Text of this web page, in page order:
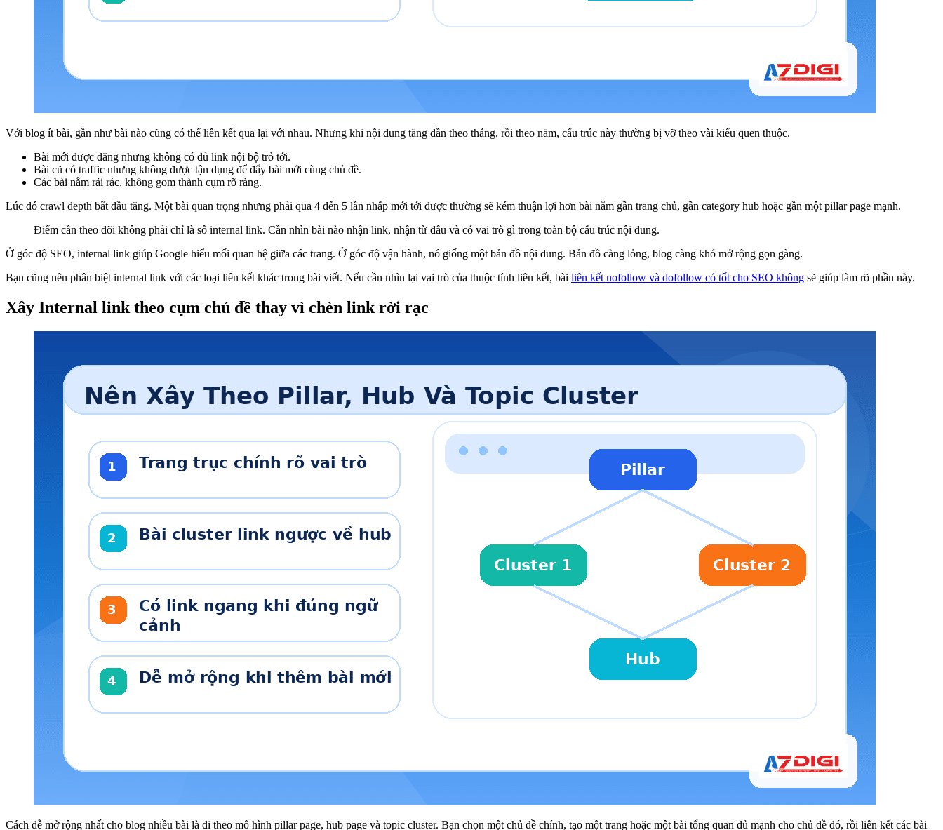
Với blog ít bài, gần như bài nào cũng có thể liên kết qua lại với nhau. Nhưng khi nội dung tăng dần theo tháng, rồi theo năm, cấu trúc này thường bị vỡ theo vài kiểu quen thuộc.
Bài mới được đăng nhưng không có đủ link nội bộ trỏ tới.
Bài cũ có traffic nhưng không được tận dụng để đẩy bài mới cùng chủ đề.
Các bài nằm rải rác, không gom thành cụm rõ ràng.
Lúc đó crawl depth bắt đầu tăng. Một bài quan trọng nhưng phải qua 4 đến 5 lần nhấp mới tới được thường sẽ kém thuận lợi hơn bài nằm gần trang chủ, gần category hub hoặc gần một pillar page mạnh.
Điểm cần theo dõi không phải chỉ là số internal link. Cần nhìn bài nào nhận link, nhận từ đâu và có vai trò gì trong toàn bộ cấu trúc nội dung.
Ở góc độ SEO, internal link giúp Google hiểu mối quan hệ giữa các trang. Ở góc độ vận hành, nó giống một bản đồ nội dung. Bản đồ càng lỏng, blog càng khó mở rộng gọn gàng.
Bạn cũng nên phân biệt internal link với các loại liên kết khác trong bài viết. Nếu cần nhìn lại vai trò của thuộc tính liên kết, bài liên kết nofollow và dofollow có tốt cho SEO không sẽ giúp làm rõ phần này.
Xây Internal link theo cụm chủ đề thay vì chèn link rời rạc
Cách dễ mở rộng nhất cho blog nhiều bài là đi theo mô hình pillar page, hub page và topic cluster. Bạn chọn một chủ đề chính, tạo một trang hoặc một bài tổng quan đủ mạnh cho chủ đề đó, rồi liên kết các bài